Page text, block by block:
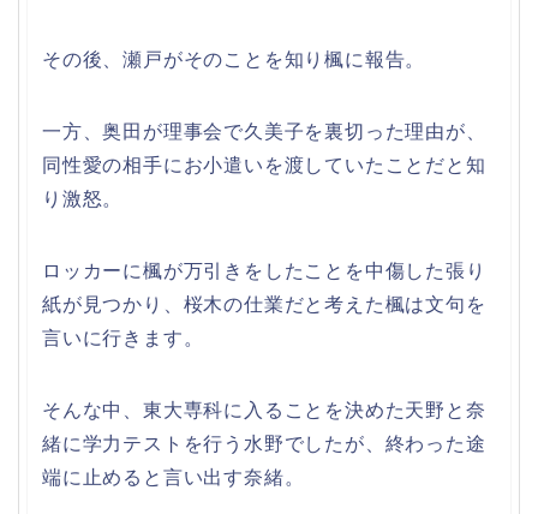
その後、瀬戸がそのことを知り楓に報告。
一方、奥田が理事会で久美子を裏切った理由が、
同性愛の相手にお小遣いを渡していたことだと知
り激怒。
ロッカーに楓が万引きをしたことを中傷した張り
紙が見つかり、桜木の仕業だと考えた楓は文句を
言いに行きます。
そんな中、東大専科に入ることを決めた天野と奈
緒に学力テストを行う水野でしたが、終わった途
端に止めると言い出す奈緒。